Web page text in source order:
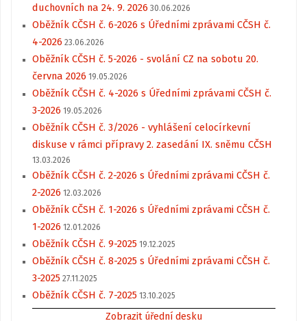
duchovních na 24. 9. 2026 30.06.2026
Oběžník CČSH č. 6-2026 s Úředními zprávami CČSH č.
4-2026 23.06.2026
Oběžník CČSH č. 5-2026 - svolání CZ na sobotu 20.
června 2026 19.05.2026
Oběžník CČSH č. 4-2026 s Úředními zprávami CČSH č.
3-2026 19.05.2026
Oběžník CČSH č. 3/2026 - vyhlášení celocírkevní
diskuse v rámci přípravy 2. zasedání IX. sněmu CČSH
13.03.2026
Oběžník CČSH č. 2-2026 s Úředními zprávami CČSH č.
2-2026 12.03.2026
Oběžník CČSH č. 1-2026 s Úředními zprávami CČSH č.
1-2026 12.01.2026
Oběžník CČSH č. 9-2025 19.12.2025
Oběžník CČSH č. 8-2025 s Úředními zprávami CČSH č.
3-2025 27.11.2025
Oběžník CČSH č. 7-2025 13.10.2025
Zobrazit úřední desku